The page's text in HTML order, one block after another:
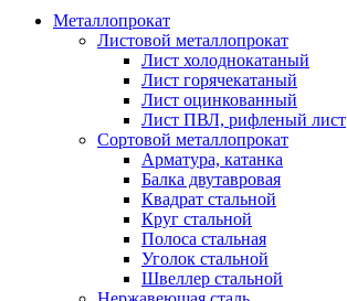
Металлопрокат
Листовой металлопрокат
Лист холоднокатаный
Лист горячекатаный
Лист оцинкованный
Лист ПВЛ, рифленый лист
Сортовой металлопрокат
Арматура, катанка
Балка двутавровая
Квадрат стальной
Круг стальной
Полоса стальная
Уголок стальной
Швеллер стальной